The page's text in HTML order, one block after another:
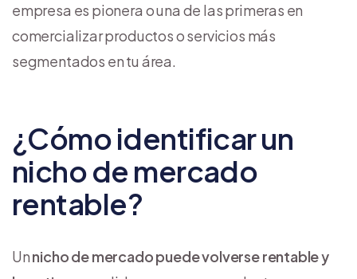
empresa es pionera o una de las primeras en
comercializar productos o servicios más
segmentados en tu área.
¿Cómo identificar un
nicho de mercado
rentable?
Unnicho de mercado puede volverse rentable y